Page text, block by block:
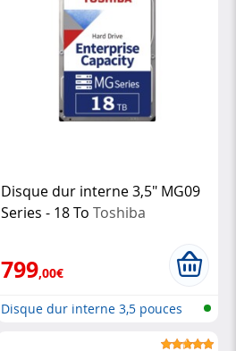
Disque dur interne 3,5" MG09
Series - 18 To Toshiba
799,00€
Disque dur interne 3,5 pouces